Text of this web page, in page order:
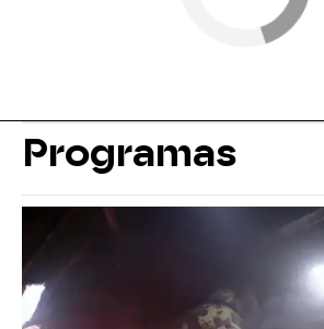
Programas